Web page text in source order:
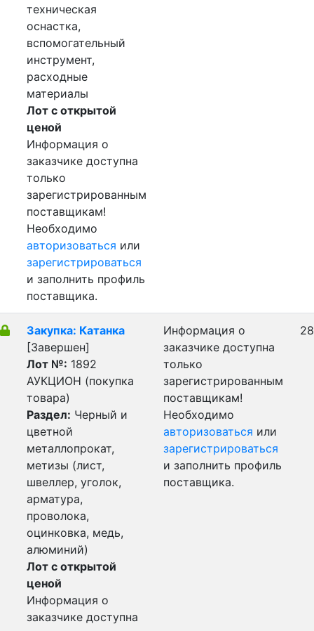
техническая
оснастка,
вспомогательный
инструмент,
расходные
материалы
Лот с открытой
ценой
Информация о
заказчике доступна
только
зарегистрированным
поставщикам!
Необходимо
авторизоваться или
зарегистрироваться
и заполнить профиль
поставщика.
Закупка: Катанка
[Завершен]
Лот №: 1892
АУКЦИОН (покупка
товара)
Раздел: Черный и
цветной
металлопрокат,
метизы (лист,
швеллер, уголок,
арматура,
проволока,
оцинковка, медь,
алюминий)
Лот с открытой
ценой
Информация о
заказчике доступна
Информация о
заказчике доступна
только
зарегистрированным
поставщикам!
Необходимо
авторизоваться или
зарегистрироваться
и заполнить профиль
поставщика.